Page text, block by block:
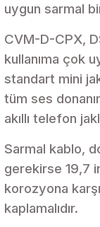
uygun sarmal
CVM-D-CPX,
kullanıma çok
standart mini
tüm ses
akıllı telefon
Sarmal kablo,
gerekirse 19,7
korozyona
kaplamalıdır.